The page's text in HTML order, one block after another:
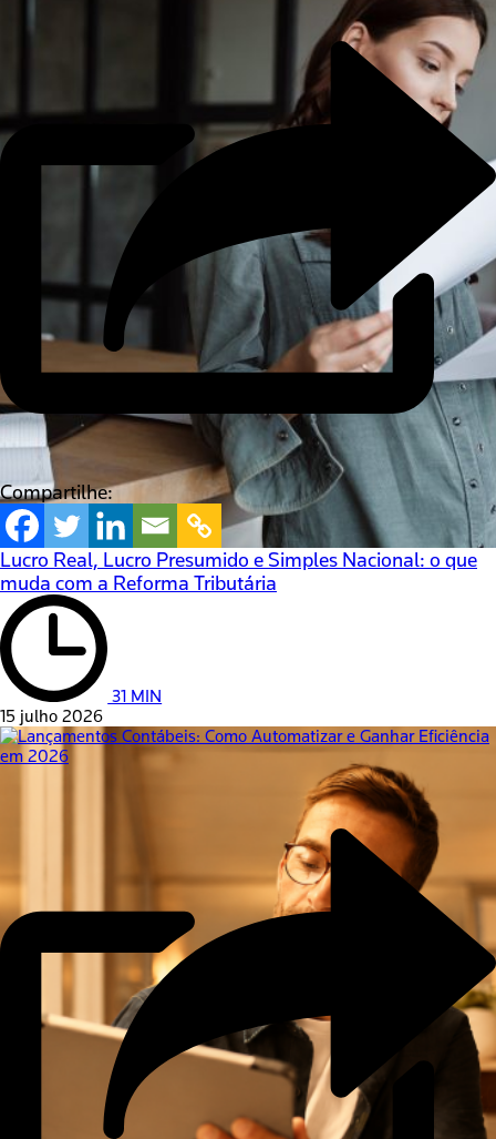
Compartilhe:
Lucro Real, Lucro Presumido e Simples Nacional: o que
muda com a Reforma Tributária
31 MIN
15 julho 2026